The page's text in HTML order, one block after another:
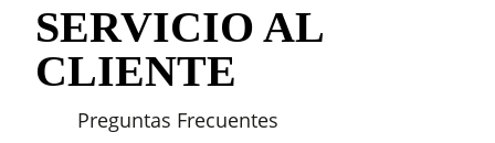
SERVICIO AL
CLIENTE
Preguntas Frecuentes